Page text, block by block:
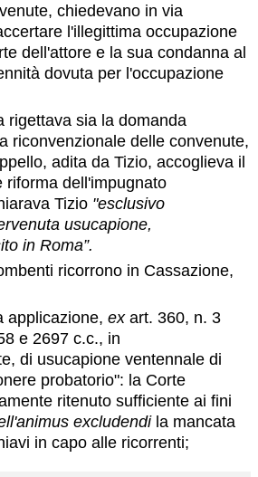
chiedevano in via
l'illegittima occupazione
dell'attore e la sua condanna al
dovuta per l'occupazione
rigettava sia la domanda
riconvenzionale delle convenute,
adita da Tizio, accoglieva il
riforma dell'impugnato
Tizio "esclusivo
usucapione,
in Roma”.
ricorrono in Cassazione,
applicazione, ex art. 360, n. 3
e 2697 c.c., in
di usucapione ventennale di
probatorio": la Corte
ritenuto sufficiente ai fini
excludendi la mancata
in capo alle ricorrenti;